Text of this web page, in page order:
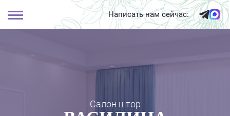
Написать нам сейчас:
Салон штор